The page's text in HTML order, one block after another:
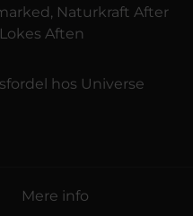
Naturkraft After
Aften
hos Universe
Mere info